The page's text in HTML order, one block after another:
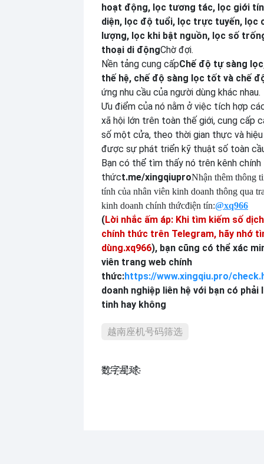
hoạt động, lọc tương tác, lọc giới
diện, lọc độ tuổi, lọc trực tuyến, lọc
lượng, lọc khi bật nguồn, lọc số
thoại di độngChờ đợi.
Nền tảng cung cấpChế độ tự sàng
thế hệ, chế độ sàng lọc tốt và chế
ứng nhu cầu của người dùng khác nhau.
Ưu điểm của nó nằm ở việc tích hợp
xã hội lớn trên toàn thế giới, cung cấp
số một cửa, theo thời gian thực và
được sự phát triển kỹ thuật số toàn
Bạn có thể tìm thấy nó trên kênh chính
thứct.me/xingqiuproNhận thêm thông
tính của nhân viên kinh doanh thông qua
kinh doanh chính thứcđiện tín:@xq966
(Lời nhắc ấm áp: Khi tìm kiếm số
chính thức trên Telegram, hãy nhớ
dùng.xq966), bạn cũng có thể xác
viên trang web chính
thức:https://www.xingqiu.pro/
doanh nghiệp liên hệ với bạn có phải
tinh hay không
越南座机号码筛选
数҈字҈星҈球҈͏